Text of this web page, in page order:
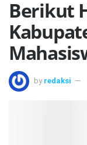
Berikut
by redaksi